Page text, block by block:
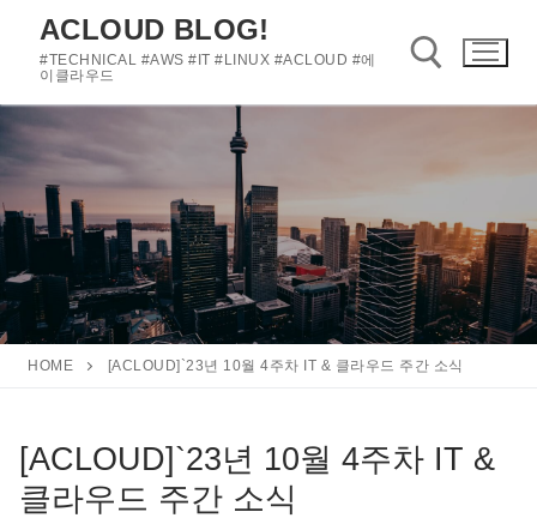
로
로
기
ACLOUD BLOG!
#TECHNICAL #AWS #IT #LINUX #ACLOUD #에
이클라우드
HOME [ACLOUD]`23년 10월 4주차 IT & 클라우드 주간 소식
[ACLOUD]`23년 10월 4주차 IT &
클라우드 주간 소식